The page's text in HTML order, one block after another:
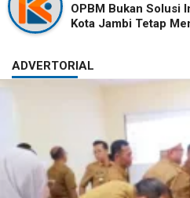
OPBM Bukan Solusi
Kota Jambi Tetap
ADVERTORIAL